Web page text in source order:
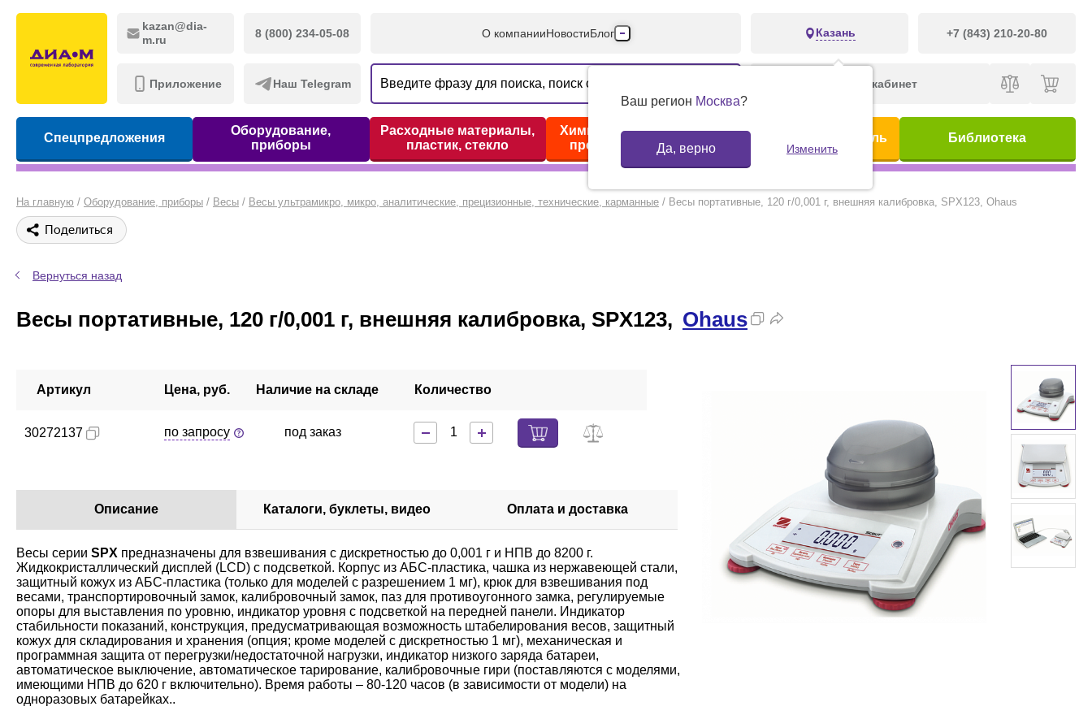
kazan@dia-
m.ru
8 (800) 234-05-08
Приложение Наш Telegram
О компанииНовостиБлог
Производители
Партнеры
Контакты
Казань +7 (843) 210-20-80
Ваш регион Москва?
Да, верно Изменить
Личный кабинет
Спецпредложения
Оборудование,
приборы
Расходные материалы,
пластик, стекло
Химические реактивы,
препараты, наборы
Предметный указатель Библиотека
На главную / Оборудование, приборы / Весы / Весы ультрамикро, микро, аналитические, прецизионные, технические, карманные / Весы портативные, 120 г/0,001 г, внешняя калибровка, SPX123, Ohaus
Поделиться
Вернуться назад
Весы портативные, 120 г/0,001 г, внешняя калибровка, SPX123, Ohaus
Артикул Цена, руб. Наличие на складе Количество
30272137 по запросу под заказ
Описание Каталоги, буклеты, видео Оплата и доставка
Весы серии SPX предназначены для взвешивания с дискретностью до 0,001 г и НПВ до 8200 г.
Жидкокристаллический дисплей (LCD) с подсветкой. Корпус из АБС-пластика, чашка из нержавеющей стали,
защитный кожух из АБС-пластика (только для моделей с разрешением 1 мг), крюк для взвешивания под
весами, транспортировочный замок, калибровочный замок, паз для противоугонного замка, регулируемые
опоры для выставления по уровню, индикатор уровня с подсветкой на передней панели. Индикатор
стабильности показаний, конструкция, предусматривающая возможность штабелирования весов, защитный
кожух для складирования и хранения (опция; кроме моделей с дискретностью 1 мг), механическая и
программная защита от перегрузки/недостаточной нагрузки, индикатор низкого заряда батареи,
автоматическое выключение, автоматическое тарирование, калибровочные гири (поставляются с моделями,
имеющими НПВ до 620 г включительно). Время работы – 80-120 часов (в зависимости от модели) на
одноразовых батарейках..